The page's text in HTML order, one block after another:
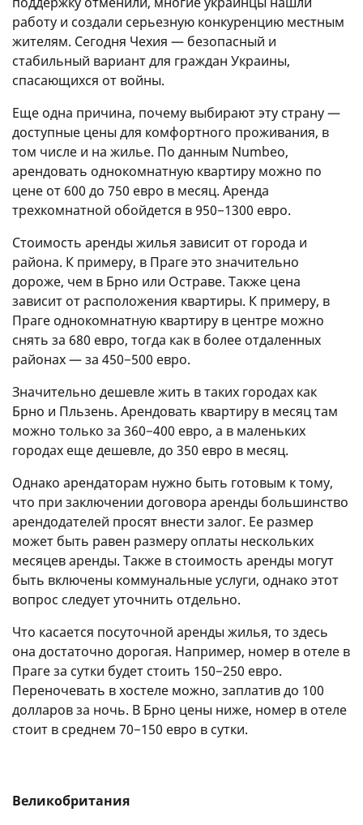
работу и создали серьезную конкуренцию местным
жителям. Сегодня Чехия — безопасный и
стабильный вариант для граждан Украины,
спасающихся от войны.
Еще одна причина, почему выбирают эту страну —
доступные цены для комфортного проживания, в
том числе и на жилье. По данным Numbeo,
арендовать однокомнатную квартиру можно по
цене от 600 до 750 евро в месяц. Аренда
трехкомнатной обойдется в 950−1300 евро.
Стоимость аренды жилья зависит от города и
района. К примеру, в Праге это значительно
дороже, чем в Брно или Остраве. Также цена
зависит от расположения квартиры. К примеру, в
Праге однокомнатную квартиру в центре можно
снять за 680 евро, тогда как в более отдаленных
районах — за 450−500 евро.
Значительно дешевле жить в таких городах как
Брно и Пльзень. Арендовать квартиру в месяц там
можно только за 360−400 евро, а в маленьких
городах еще дешевле, до 350 евро в месяц.
Однако арендаторам нужно быть готовым к тому,
что при заключении договора аренды большинство
арендодателей просят внести залог. Ее размер
может быть равен размеру оплаты нескольких
месяцев аренды. Также в стоимость аренды могут
быть включены коммунальные услуги, однако этот
вопрос следует уточнить отдельно.
Что касается посуточной аренды жилья, то здесь
она достаточно дорогая. Например, номер в отеле в
Праге за сутки будет стоить 150−250 евро.
Переночевать в хостеле можно, заплатив до 100
долларов за ночь. В Брно цены ниже, номер в отеле
стоит в среднем 70−150 евро в сутки.
Великобритания